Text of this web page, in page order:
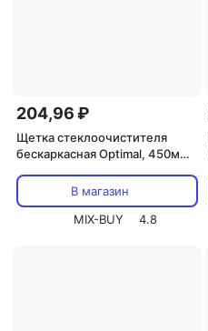
204,96 ₽
Щетка стеклоочистителя
бескаркасная Optimal, 450мм
В магазин
MIX-BUY
4.8